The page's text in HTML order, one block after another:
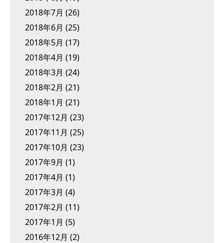
2018年7月 (26)
2018年6月 (25)
2018年5月 (17)
2018年4月 (19)
2018年3月 (24)
2018年2月 (21)
2018年1月 (21)
2017年12月 (23)
2017年11月 (25)
2017年10月 (23)
2017年9月 (1)
2017年4月 (1)
2017年3月 (4)
2017年2月 (11)
2017年1月 (5)
2016年12月 (2)